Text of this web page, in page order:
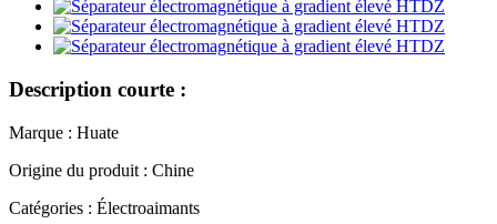
Description courte :
Marque : Huate
Origine du produit : Chine
Catégories : Électroaimants